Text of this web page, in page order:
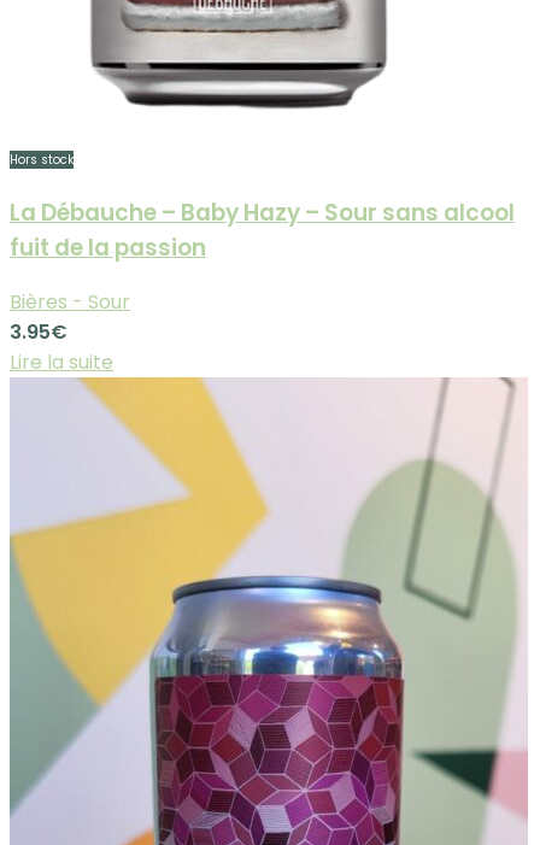
Hors stock
La Débauche – Baby Hazy – Sour sans alcool
fuit de la passion
Bières - Sour
3.95€
Lire la suite